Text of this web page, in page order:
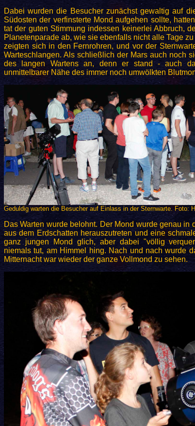
Dabei wurden die Besucher zunächst gewaltig auf
Südosten der verfinsterte Mond aufgehen sollte,
tat der guten Stimmung indessen keinerlei Abbruch,
Planetenparade ab, wie sie ebenfalls nicht alle Tage
zeigten sich in den Fernrohren, und vor der
Warteschlangen. Als schließlich der Mars auch noch
des langen Wartens an, denn er stand - auch
unmittelbarer Nähe des immer noch umwölkten
Geduldig warten die Besucher auf Einlass in der Sternwarte. Foto:
Das Warten wurde belohnt. Der Mond wurde genau in
aus dem Erdschatten herauszutreten und eine
ganz jungen Mond glich, aber dabei "völlig
niemals tut, am Himmel hing. Nach und nach wurde
Mitternacht war wieder der ganze Vollmond zu sehen.